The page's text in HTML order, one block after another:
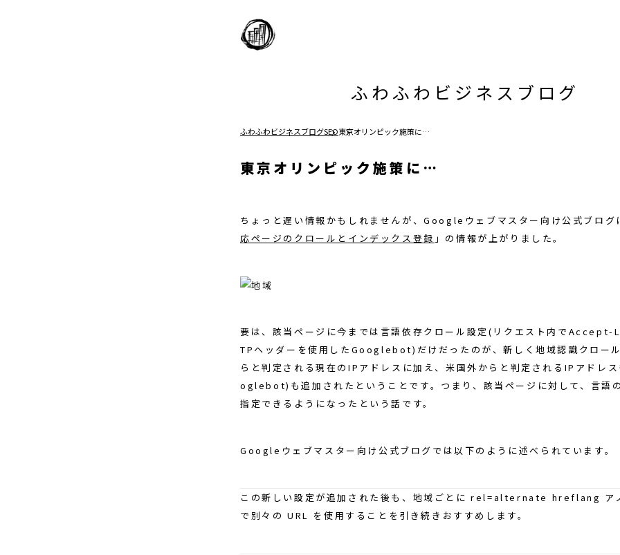
ふわふわビジネスブログ
ふわふわビジネスブログSEO東京オリンピック施策に…
東京オリンピック施策に…
ちょっと遅い情報かもしれませんが、Googleウェブマスター向け公式ブログ
応ページのクロールとインデックス登録 」の情報が上がりました。
要は、該当ページに今までは言語依存クロール設定(リクエスト内で
TPヘッダーを使用したGooglebot)だけだったのが、新しく地域認識クロー
らと判定される現在のIPアドレスに加え、米国外からと判定されるIPアドレ
oglebot)も追加されたということです。つまり、該当ページに対して、言語
指定できるようになったという話です。
Googleウェブマスター向け公式ブログでは以下のように述べられています。
この新しい設定が追加された後も、地域ごとに rel=alternate hreflang ア
で別々の URL を使用することを引き続きおすすめします。